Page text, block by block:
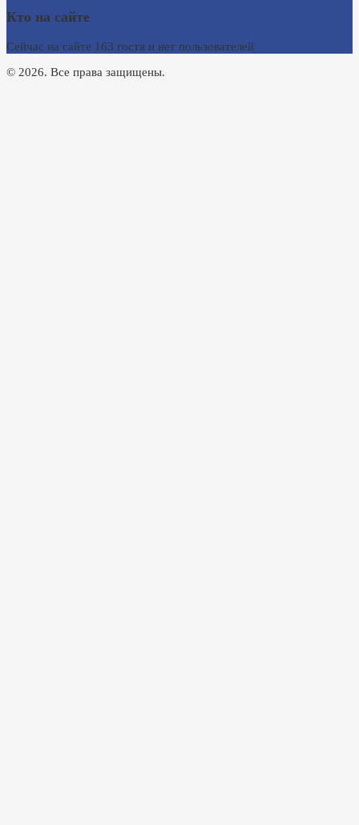
Кто на сайте
Сейчас на сайте 163 гостя и нет пользователей
© 2026. Все права защищены.